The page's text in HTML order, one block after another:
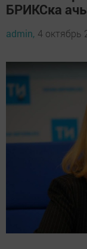
БРИКСка
admin, 4 октябрь